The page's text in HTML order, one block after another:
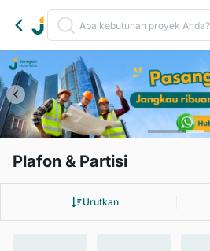
Plafon & Partisi
Urutkan